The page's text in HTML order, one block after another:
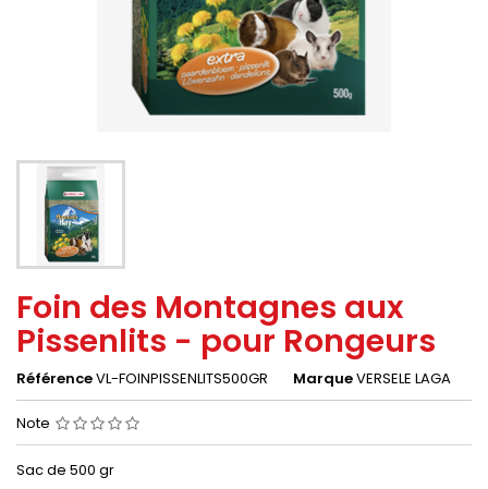
Foin des Montagnes aux
Pissenlits - pour Rongeurs
RéférenceVL-FOINPISSENLITS500GR MarqueVERSELE LAGA
Note
Sac de 500 gr